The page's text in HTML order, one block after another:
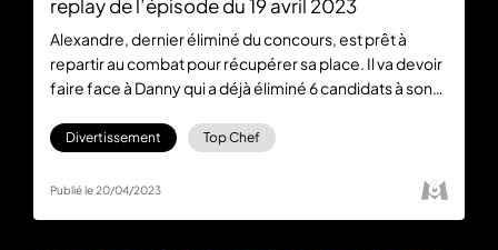
replay de l’épisode du 19 avril 2023
Alexandre, dernier éliminé du concours, est prêt à
repartir au combat pour récupérer sa place. Il va devoir
faire face à Danny qui a déjà éliminé 6 candidats à son
replay de Top chef : La Brigade Cachée du 19 avril 2023,
Divertissement Top Chef
Publié le 20/04/2023